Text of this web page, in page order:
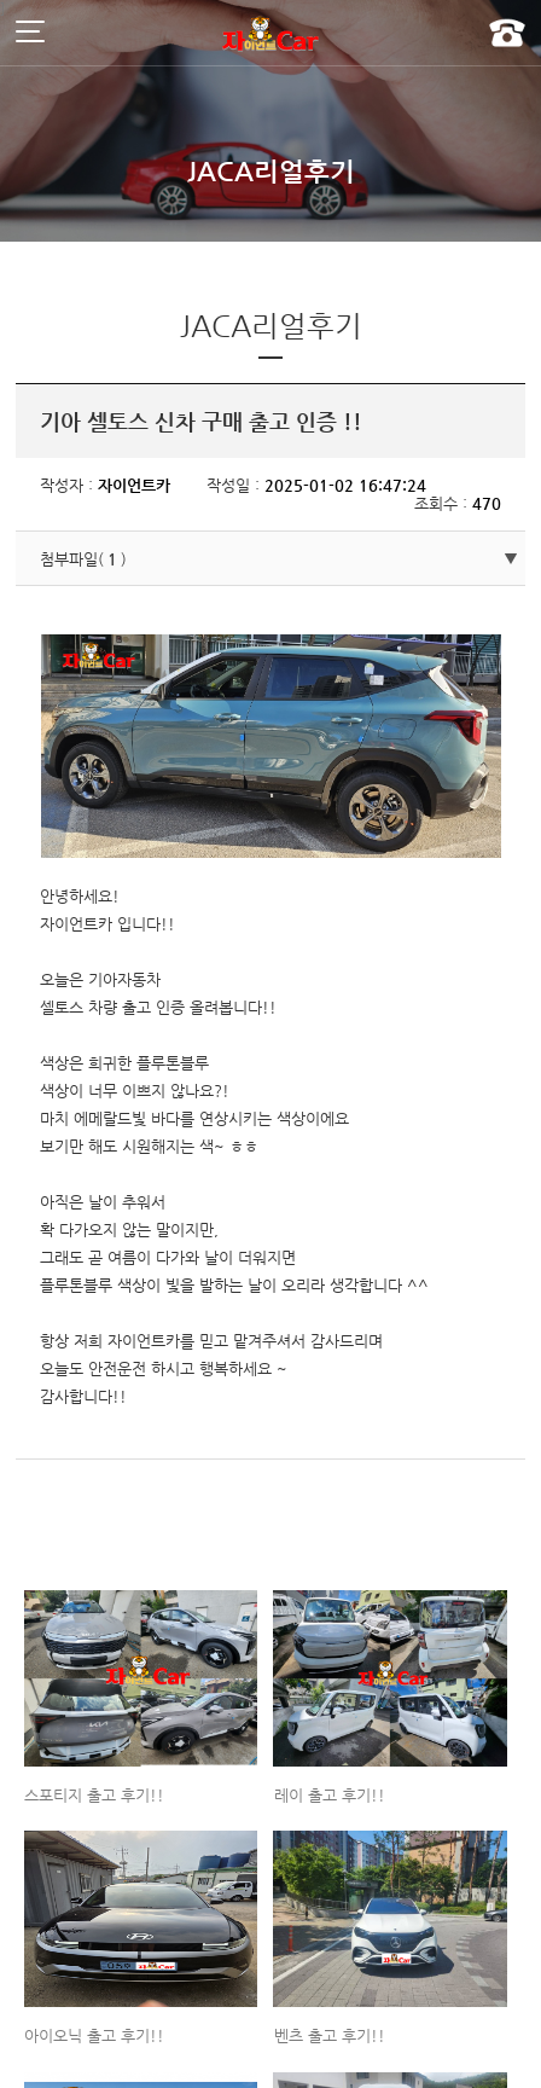
주메뉴 바로가기
컨텐츠 바로가기
JACA리얼후기
JACA리얼후기
기아 셀토스 신차 구매 출고 인증 !!
작성자 :자이언트카 작성일 : 2025-01-02 16:47:24
조회수 : 470
첨부파일( 1 )
안녕하세요!
자이언트카 입니다!!
오늘은 기아자동차
셀토스 차량 출고 인증 올려봅니다!!
색상은 희귀한 플루톤블루
색상이 너무 이쁘지 않나요?!
마치 에메랄드빛 바다를 연상시키는 색상이에요
보기만 해도 시원해지는 색~ ㅎㅎ
아직은 날이 추워서
확 다가오지 않는 말이지만,
그래도 곧 여름이 다가와 날이 더워지면
플루톤블루 색상이 빛을 발하는 날이 오리라 생각합니다 ^^
항상 저희 자이언트카를 믿고 맡겨주셔서 감사드리며
오늘도 안전운전 하시고 행복하세요 ~
감사합니다!!
스포티지 출고 후기!! 레이 출고 후기!!
아이오닉 출고 후기!! 벤츠 출고 후기!!